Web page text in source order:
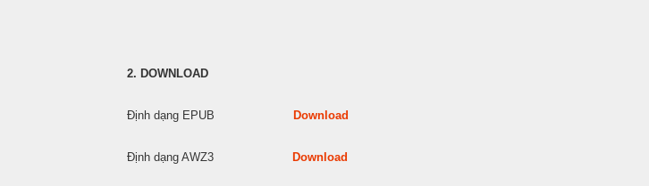
2. DOWNLOAD
Định dạng EPUB Download
Định dạng AWZ3 Download